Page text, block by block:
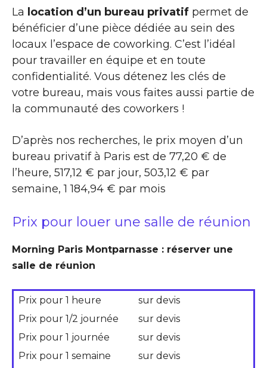
La location d’un bureau privatif permet de
bénéficier d’une pièce dédiée au sein des
locaux l’espace de coworking. C’est l’idéal
pour travailler en équipe et en toute
confidentialité. Vous détenez les clés de
votre bureau, mais vous faites aussi partie de
la communauté des coworkers !
D’après nos recherches, le prix moyen d’un
bureau privatif à Paris est de 77,20 € de
l’heure, 517,12 € par jour, 503,12 € par
semaine, 1 184,94 € par mois
Prix pour louer une salle de réunion
Morning Paris Montparnasse : réserver une
salle de réunion
Prix pour 1 heure
sur devis
Prix pour 1/2 journée
sur devis
Prix pour 1 journée
sur devis
Prix pour 1 semaine
sur devis